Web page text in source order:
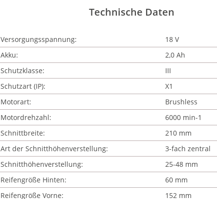
Technische Daten
Versorgungsspannung:
18 V
Akku:
2,0 Ah
Schutzklasse:
III
Schutzart (IP):
X1
Motorart:
Brushless
Motordrehzahl:
6000 min-1
Schnittbreite:
210 mm
Art der Schnitthöhenverstellung:
3-fach zentral
Schnitthöhenverstellung:
25-48 mm
Reifengröße Hinten:
60 mm
Reifengröße Vorne:
152 mm